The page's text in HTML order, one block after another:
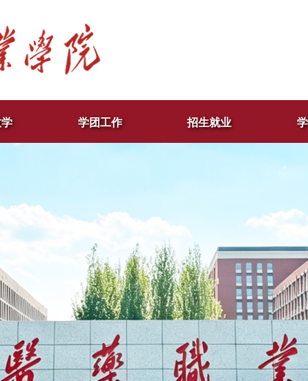
学团工作 招生就业